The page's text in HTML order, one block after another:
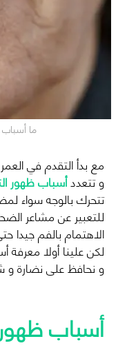
ما
مع بدأ التقدم في
و تتعددأسباب ظهور
تتحرك بالوجه سواء
للتعبير عن مشاعر
الاهتمام بالفم جيدا
لكن علينا أولا معرفة
و نحافظ على نضارة و
أسباب